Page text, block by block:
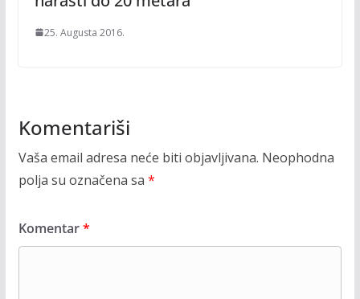
25. Augusta 2016.
Komentariši
Vaša email adresa neće biti objavljivana. Neophodna
polja su označena sa *
Komentar*